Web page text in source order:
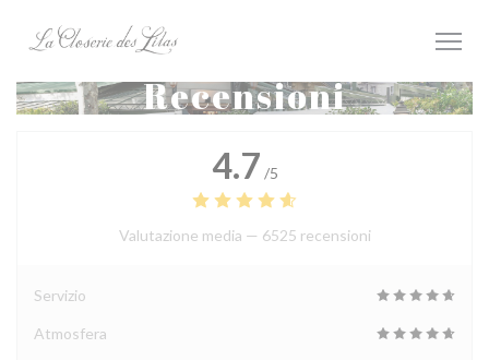
Recensioni
4.7 /5
Valutazione media — 6525 recensioni
Servizio
Atmosfera